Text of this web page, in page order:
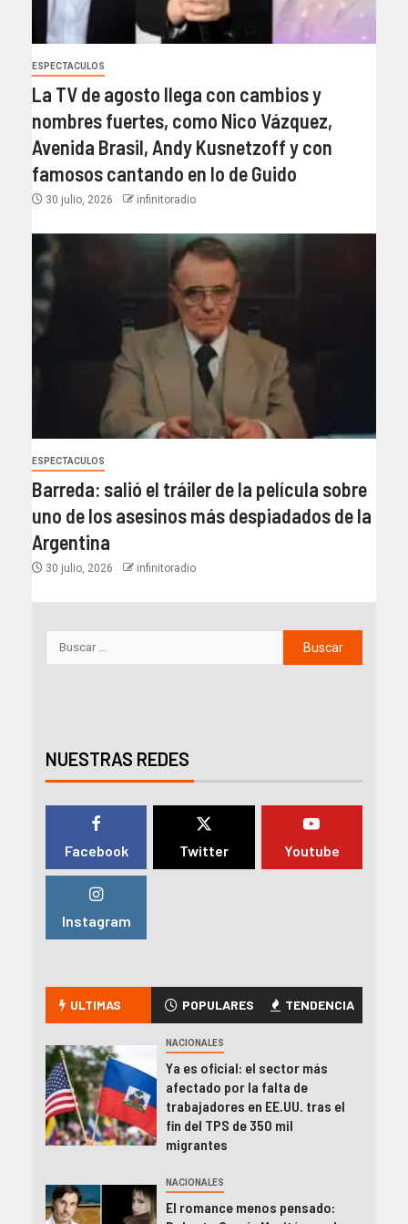
ESPECTACULOS
La TV de agosto llega con cambios y
nombres fuertes, como Nico Vázquez,
Avenida Brasil, Andy Kusnetzoff y con
famosos cantando en lo de Guido
30 julio, 2026 infinitoradio
ESPECTACULOS
Barreda: salió el tráiler de la película sobre
uno de los asesinos más despiadados de la
Argentina
30 julio, 2026 infinitoradio
NUESTRAS REDES
Facebook Twitter Youtube
Instagram
ULTIMAS POPULARES TENDENCIA
NACIONALES
Ya es oficial: el sector más
afectado por la falta de
trabajadores en EE.UU. tras el
fin del TPS de 350 mil
migrantes
NACIONALES
El romance menos pensado: